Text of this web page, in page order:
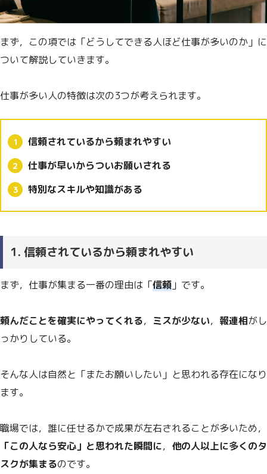
まず，この項では「どうしてできる人ほど仕事が多いのか」に
ついて解説していきます。
仕事が多い人の特徴は次の3つが考えられます。
信頼されているから頼まれやすい
仕事が早いからついお願いされる
特別なスキルや知識がある
1. 信頼されているから頼まれやすい
まず，仕事が集まる一番の理由は「信頼 」です。
頼んだことを確実にやってくれる， ミスが少ない， 報連相がし
っかりしている。
そんな人は自然と「またお願いしたい」と思われる存在になり
ます。
職場では，誰に任せるかで成果が左右されることが多いため，
「この人なら安心」と思われた瞬間に， 他の人以上に多くのタ
スクが集まるのです。